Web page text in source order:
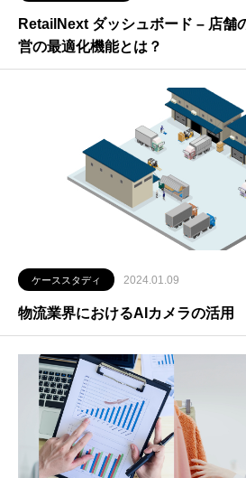
RetailNext ダッシュボード – 店舗
営の最適化機能とは？
ケーススタディ 2024.01.09
物流業界におけるAIカメラの活用